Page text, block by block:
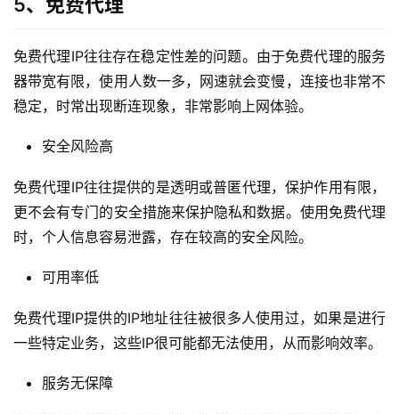
免费代理IP往往存在稳定性差的问题。由于免费代理的服务
器带宽有限，使用人数一多，网速就会变慢，连接也非常不
稳定，时常出现断连现象，非常影响上网体验。
安全风险高
免费代理IP往往提供的是透明或普匿代理，保护作用有限，
更不会有专门的安全措施来保护隐私和数据。使用免费代理
时，个人信息容易泄露，存在较高的安全风险。
可用率低
免费代理IP提供的IP地址往往被很多人使用过，如果是进行
一些特定业务，这些IP很可能都无法使用，从而影响效率。
服务无保障